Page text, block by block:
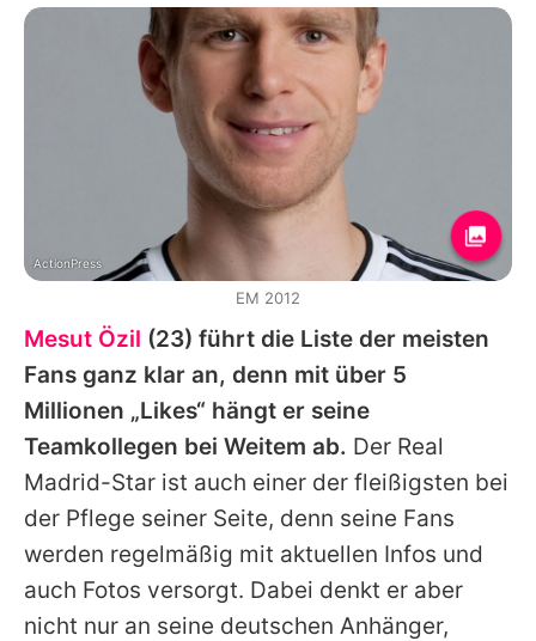
Mesut Özil (23) führt die Liste der meisten
Fans ganz klar an, denn mit über 5
Millionen „Likes“ hängt er seine
Teamkollegen bei Weitem ab. Der Real
Madrid-Star ist auch einer der fleißigsten bei
der Pflege seiner Seite, denn seine Fans
werden regelmäßig mit aktuellen Infos und
auch Fotos versorgt. Dabei denkt er aber
nicht nur an seine deutschen Anhänger,
ActionPress
EM 2012